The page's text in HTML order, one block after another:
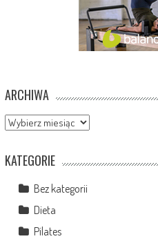
ARCHIWA
Archiwa
KATEGORIE
Bez kategorii
Dieta
Pilates